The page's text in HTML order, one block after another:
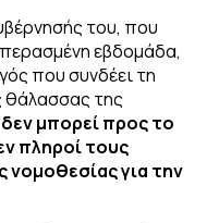
του, που
εβδομάδα,
που συνδέει τη
θάλασσας της
δεν μπορεί προς το
πληροί τους
νομοθεσίας για την